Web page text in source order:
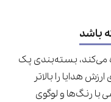
باشد
می‌کند، بسته‌بندی پک
هدایا را بالاتر
رنگ‌ها و لوگوی